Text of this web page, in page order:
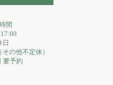
間
日
の他不定休）
要予約